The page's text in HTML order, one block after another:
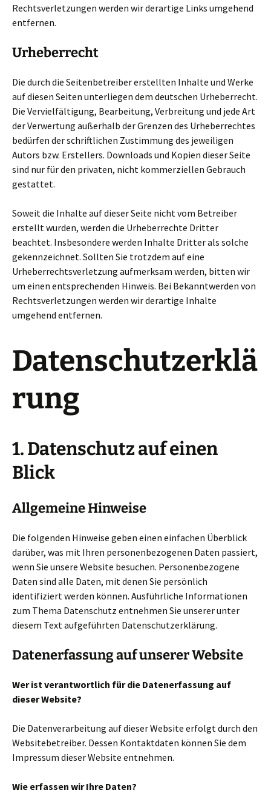
Rechtsverletzungen werden wir derartige Links umgehend
entfernen.
Urheberrecht
Die durch die Seitenbetreiber erstellten Inhalte und Werke
auf diesen Seiten unterliegen dem deutschen Urheberrecht.
Die Vervielfältigung, Bearbeitung, Verbreitung und jede Art
der Verwertung außerhalb der Grenzen des Urheberrechtes
bedürfen der schriftlichen Zustimmung des jeweiligen
Autors bzw. Erstellers. Downloads und Kopien dieser Seite
sind nur für den privaten, nicht kommerziellen Gebrauch
gestattet.
Soweit die Inhalte auf dieser Seite nicht vom Betreiber
erstellt wurden, werden die Urheberrechte Dritter
beachtet. Insbesondere werden Inhalte Dritter als solche
gekennzeichnet. Sollten Sie trotzdem auf eine
Urheberrechtsverletzung aufmerksam werden, bitten wir
um einen entsprechenden Hinweis. Bei Bekanntwerden von
Rechtsverletzungen werden wir derartige Inhalte
umgehend entfernen.
Datenschutzerklä
rung
1. Datenschutz auf einen
Blick
Allgemeine Hinweise
Die folgenden Hinweise geben einen einfachen Überblick
darüber, was mit Ihren personenbezogenen Daten passiert,
wenn Sie unsere Website besuchen. Personenbezogene
Daten sind alle Daten, mit denen Sie persönlich
identifiziert werden können. Ausführliche Informationen
zum Thema Datenschutz entnehmen Sie unserer unter
diesem Text aufgeführten Datenschutzerklärung.
Datenerfassung auf unserer Website
Wer ist verantwortlich für die Datenerfassung auf
dieser Website?
Die Datenverarbeitung auf dieser Website erfolgt durch den
Websitebetreiber. Dessen Kontaktdaten können Sie dem
Impressum dieser Website entnehmen.
Wie erfassen wir Ihre Daten?